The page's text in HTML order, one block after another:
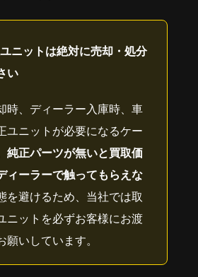
ニットは絶対に売却・処分
い
時、ディーラー入庫時、車
ユニットが必要になるケー
純正パーツが無いと買取価
ィーラーで触ってもらえな
を避けるため、当社では取
ニットを必ずお客様にお渡
願いしています。